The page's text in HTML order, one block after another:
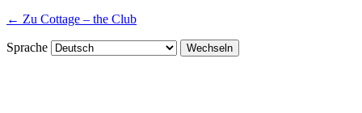
← Zu Cottage – the Club
Sprache